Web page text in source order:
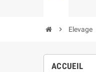
chevron_right Elevage
ACCUEIL